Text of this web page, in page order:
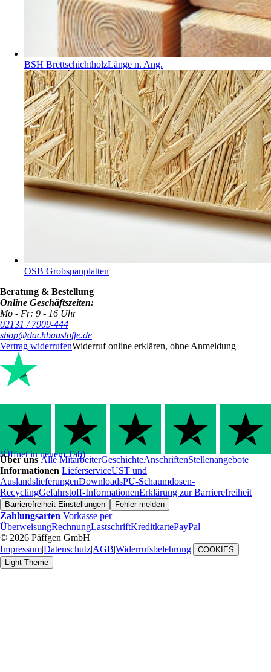
BSH BrettschichtholzLänge n. Ang.
OSB Grobspanplatten
Beratung & Bestellung
Online Geschäftszeiten:
Mo - Fr: 9 - 16 Uhr
02131 / 7909-444
shop@dachbaustoffe.de
Vertrag widerrufenWiderruf online erklären, ohne Anmeldung
(Öffnet in neuem Tab)
Über unsAlle MitarbeiterGeschichteAnschriftenStellenangebote
Informationen LieferserviceUST und
AuslandslieferungenDownloadsPU-Schaumdosen-
RecyclingGefahrstoff-InformationenErklärung zur Barrierefreiheit
Barrierefreiheit-Einstellungen Fehler melden
Zahlungsarten Vorkasse per
ÜberweisungRechnungLastschriftKreditkartePayPal
© 2026 Päffgen GmbH
Impressum|Datenschutz|AGB|Widerrufsbelehrung| COOKIES
Light Theme